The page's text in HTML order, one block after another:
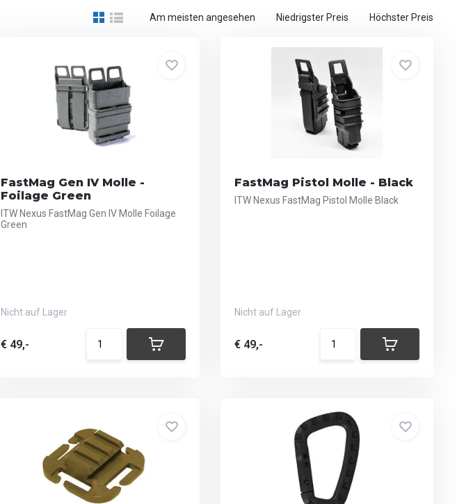
Am meisten angesehen Niedrigster Preis Höchster Preis
FastMag Gen IV Molle -
Foilage Green
ITW Nexus FastMag Gen IV Molle Foilage
Green
Nicht auf Lager
€ 49,-
FastMag Pistol Molle - Black
ITW Nexus FastMag Pistol Molle Black
Nicht auf Lager
€ 49,-